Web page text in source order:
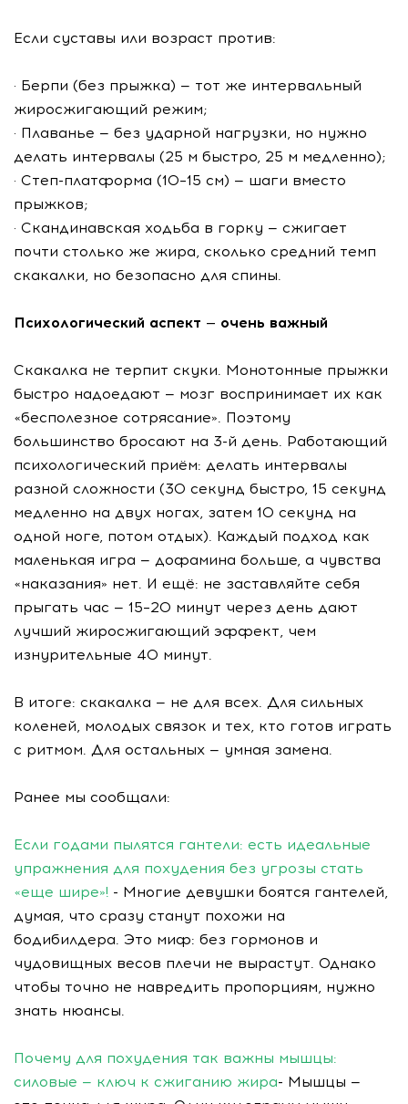
Если суставы или возраст против:
· Берпи (без прыжка) — тот же интервальный
жиросжигающий режим;
· Плаванье — без ударной нагрузки, но нужно
делать интервалы (25 м быстро, 25 м медленно);
· Степ-платформа (10–15 см) — шаги вместо
прыжков;
· Скандинавская ходьба в горку — сжигает
почти столько же жира, сколько средний темп
скакалки, но безопасно для спины.
Психологический аспект — очень важный
Скакалка не терпит скуки. Монотонные прыжки
быстро надоедают — мозг воспринимает их как
«бесполезное сотрясание». Поэтому
большинство бросают на 3-й день. Работающий
психологический приём: делать интервалы
разной сложности (30 секунд быстро, 15 секунд
медленно на двух ногах, затем 10 секунд на
одной ноге, потом отдых). Каждый подход как
маленькая игра — дофамина больше, а чувства
«наказания» нет. И ещё: не заставляйте себя
прыгать час — 15–20 минут через день дают
лучший жиросжигающий эффект, чем
изнурительные 40 минут.
В итоге: скакалка — не для всех. Для сильных
коленей, молодых связок и тех, кто готов играть
с ритмом. Для остальных — умная замена.
Ранее мы сообщали:
Если годами пылятся гантели: есть идеальные
упражнения для похудения без угрозы стать
«еще шире»! - Многие девушки боятся гантелей,
думая, что сразу станут похожи на
бодибилдера. Это миф: без гормонов и
чудовищных весов плечи не вырастут. Однако
чтобы точно не навредить пропорциям, нужно
знать нюансы.
Почему для похудения так важны мышцы:
силовые — ключ к сжиганию жира- Мышцы —